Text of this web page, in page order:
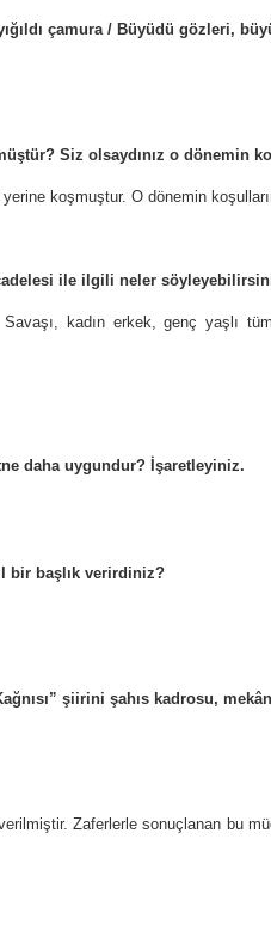
çamura / Büyüdü gözleri,
Siz olsaydınız o dönemin
koşmuştur. O dönemin
ile ilgili neler
kadın erkek, genç yaşlı tüm
daha uygundur? İşaretleyiniz.
bir başlık verirdiniz?
şiirini şahıs kadrosu,
Zaferlerle sonuçlanan